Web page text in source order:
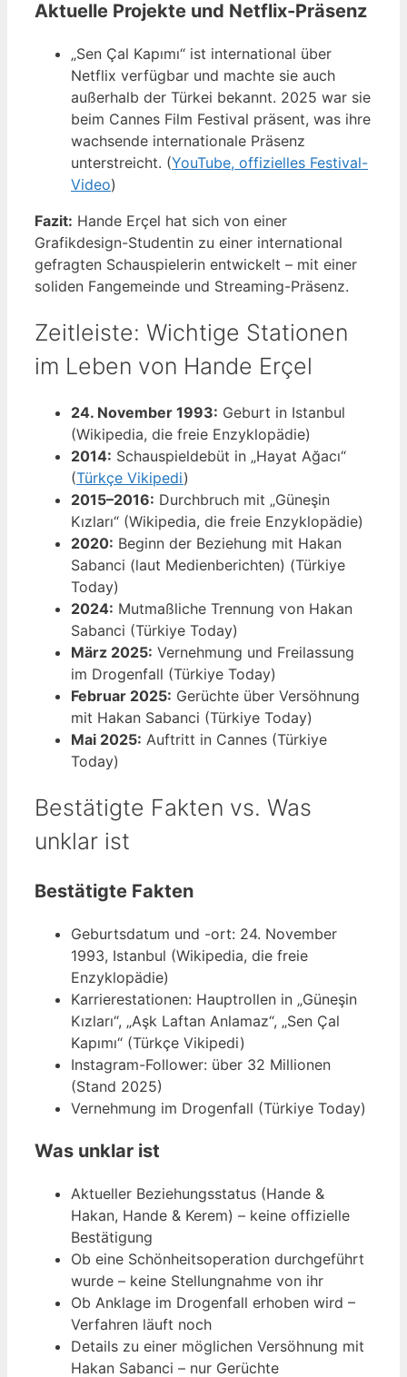
Aktuelle Projekte und Netflix-Präsenz
„Sen Çal Kapımı“ ist international über
Netflix verfügbar und machte sie auch
außerhalb der Türkei bekannt. 2025 war sie
beim Cannes Film Festival präsent, was ihre
wachsende internationale Präsenz
unterstreicht. (YouTube, offizielles Festival-
Video)
Fazit: Hande Erçel hat sich von einer
Grafikdesign-Studentin zu einer international
gefragten Schauspielerin entwickelt – mit einer
soliden Fangemeinde und Streaming-Präsenz.
Zeitleiste: Wichtige Stationen
im Leben von Hande Erçel
24. November 1993: Geburt in Istanbul
(Wikipedia, die freie Enzyklopädie)
2014: Schauspieldebüt in „Hayat Ağacı“
(Türkçe Vikipedi)
2015–2016: Durchbruch mit „Güneşin
Kızları“ (Wikipedia, die freie Enzyklopädie)
2020: Beginn der Beziehung mit Hakan
Sabanci (laut Medienberichten) (Türkiye
Today)
2024: Mutmaßliche Trennung von Hakan
Sabanci (Türkiye Today)
März 2025: Vernehmung und Freilassung
im Drogenfall (Türkiye Today)
Februar 2025: Gerüchte über Versöhnung
mit Hakan Sabanci (Türkiye Today)
Mai 2025: Auftritt in Cannes (Türkiye
Today)
Bestätigte Fakten vs. Was
unklar ist
Bestätigte Fakten
Geburtsdatum und -ort: 24. November
1993, Istanbul (Wikipedia, die freie
Enzyklopädie)
Karrierestationen: Hauptrollen in „Güneşin
Kızları“, „Aşk Laftan Anlamaz“, „Sen Çal
Kapımı“ (Türkçe Vikipedi)
Instagram-Follower: über 32 Millionen
(Stand 2025)
Vernehmung im Drogenfall (Türkiye Today)
Was unklar ist
Aktueller Beziehungsstatus (Hande &
Hakan, Hande & Kerem) – keine offizielle
Bestätigung
Ob eine Schönheitsoperation durchgeführt
wurde – keine Stellungnahme von ihr
Ob Anklage im Drogenfall erhoben wird –
Verfahren läuft noch
Details zu einer möglichen Versöhnung mit
Hakan Sabanci – nur Gerüchte